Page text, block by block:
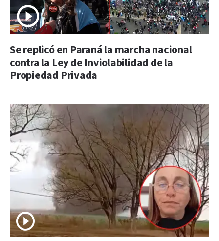
Se replicó en Paraná la marcha nacional
contra la Ley de Inviolabilidad de la
Propiedad Privada